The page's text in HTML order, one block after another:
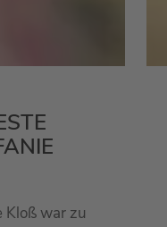
Kloß war zu